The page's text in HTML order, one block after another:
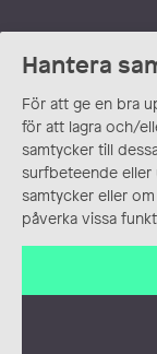
Hantera
För att ge en bra
för att lagra och/
samtycker till
surfbeteende eller
samtycker eller
påverka vissa